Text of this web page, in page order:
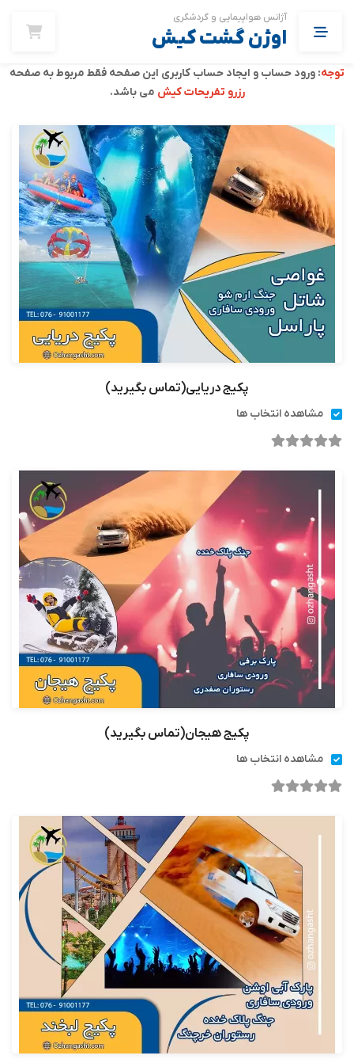
آژانس هواپیمایی و گردشگری
اوژن گشت کیش
توجه: ورود حساب و ایجاد حساب کاربری این صفحه فقط مربوط به صفحه
رزرو تفریحات کیش می باشد.
پکیج دریایی(تماس بگیرید)
مشاهده انتخاب ها
پکیج هیجان(تماس بگیرید)
مشاهده انتخاب ها